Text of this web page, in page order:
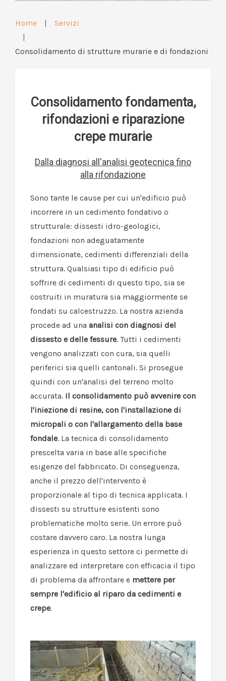
Home Servizi
Consolidamento di strutture murarie e di fondazioni
Consolidamento fondamenta,
rifondazioni e riparazione
crepe murarie
Dalla diagnosi all'analisi geotecnica fino
alla rifondazione
Sono tante le cause per cui un'edificio può
incorrere in un cedimento fondativo o
strutturale: dissesti idro-geologici,
fondazioni non adeguatamente
dimensionate, cedimenti differenziali della
struttura. Qualsiasi tipo di edificio può
soffrire di cedimenti di questo tipo, sia se
costruiti in muratura sia maggiormente se
fondati su calcestruzzo. La nostra azienda
procede ad una analisi con diagnosi del
dissesto e delle fessure. Tutti i cedimenti
vengono analizzati con cura, sia quelli
periferici sia quelli cantonali. Si prosegue
quindi con un'analisi del terreno molto
accurata. Il consolidamento può avvenire con
l'iniezione di resine, con l'installazione di
micropali o con l'allargamento della base
fondale. La tecnica di consolidamento
prescelta varia in base alle specifiche
esigenze del fabbricato. Di conseguenza,
anche il prezzo dell'intervento è
proporzionale al tipo di tecnica applicata. I
dissesti su strutture esistenti sono
problematiche molto serie. Un errore può
costare davvero caro. La nostra lunga
esperienza in questo settore ci permette di
analizzare ed interpretare con efficacia il tipo
di problema da affrontare e mettere per
sempre l'edificio al riparo da cedimenti e
crepe.